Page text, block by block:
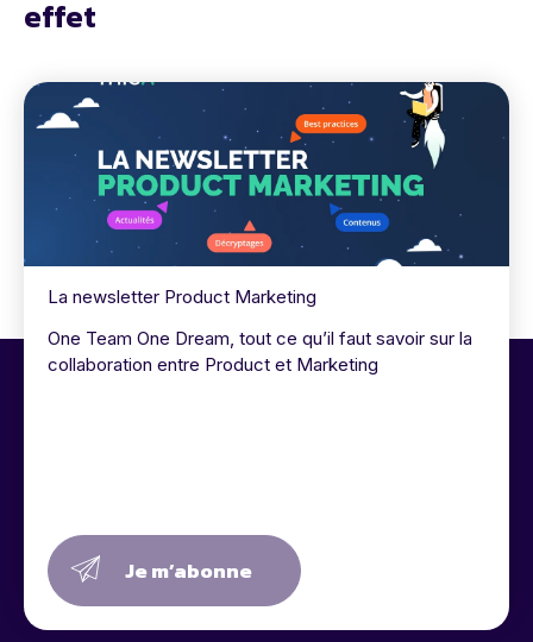
effet
La newsletter Product Marketing
One Team One Dream, tout ce qu’il faut savoir sur la
collaboration entre Product et Marketing
Je m’abonne